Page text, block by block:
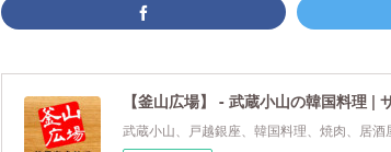
【釜山広場】 - 武蔵小山の韓国料理 |
武蔵小山、戸越銀座、韓国料理、焼肉、居